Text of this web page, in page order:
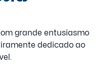
grande entusiasmo
dedicado ao